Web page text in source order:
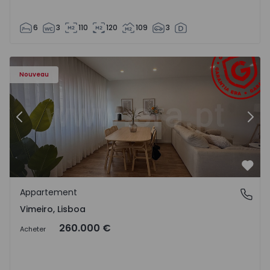
6 3 110 120 109 3
Nouveau
Appartement T1 Lourinhã, Vimeiro - 1575406 - 1
Précédent
Vimeiro, Lisboa
Appartement
Vimeiro, Lisboa
Acheter 260.000 €